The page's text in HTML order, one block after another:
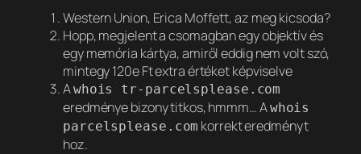
Western Union, Erica Moffett, az meg kicsoda?
Hopp, megjelent a csomagban egy objektív és
egy memória kártya, amiről eddig nem volt szó,
mintegy 120e Ft extra értéket képviselve
Awhois tr-parcelsplease.com
eredménye bizony titkos, hmmm… Awhois
parcelsplease.com korrekt eredményt
hoz.